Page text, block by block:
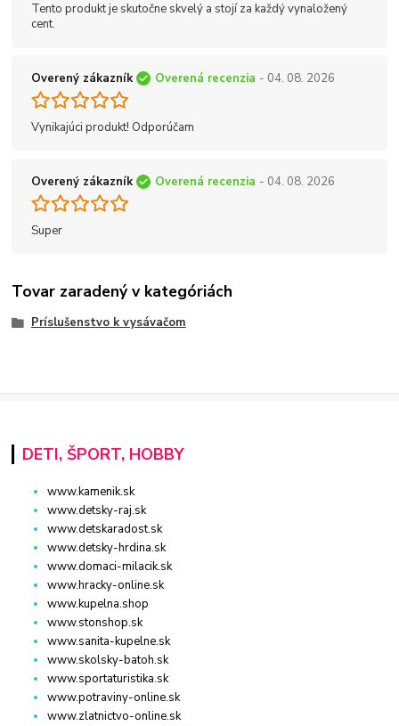
Tento produkt je skutočne skvelý a stojí za každý vynaložený
cent.
Overený zákazník Overená recenzia - 04. 08. 2026
Vynikajúci produkt! Odporúčam
Overený zákazník Overená recenzia - 04. 08. 2026
Super
Tovar zaradený v kategóriách
Príslušenstvo k vysávačom
DETI, ŠPORT, HOBBY
www.kamenik.sk
www.detsky-raj.sk
www.detskaradost.sk
www.detsky-hrdina.sk
www.domaci-milacik.sk
www.hracky-online.sk
www.kupelna.shop
www.stonshop.sk
www.sanita-kupelne.sk
www.skolsky-batoh.sk
www.sportaturistika.sk
www.potraviny-online.sk
www.zlatnictvo-online.sk